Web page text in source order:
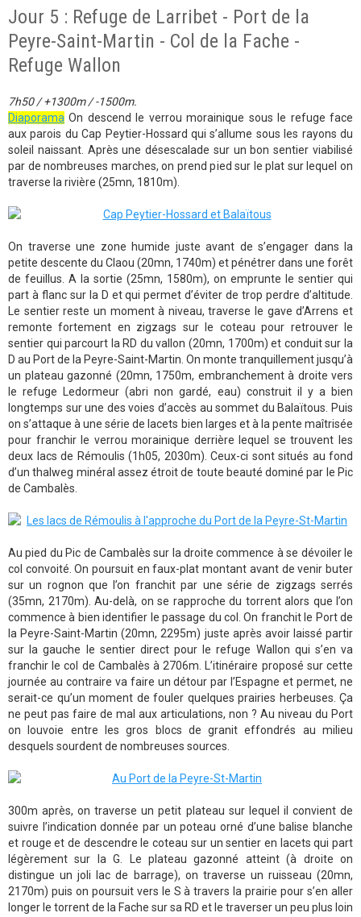
Jour 5 : Refuge de Larribet - Port de la
Peyre-Saint-Martin - Col de la Fache -
Refuge Wallon
7h50 / +1300m / -1500m.
Diaporama On descend le verrou morainique sous le refuge face
aux parois du Cap Peytier-Hossard qui s’allume sous les rayons du
soleil naissant. Après une désescalade sur un bon sentier viabilisé
par de nombreuses marches, on prend pied sur le plat sur lequel on
traverse la rivière (25mn, 1810m).
On traverse une zone humide juste avant de s’engager dans la
petite descente du Claou (20mn, 1740m) et pénétrer dans une forêt
de feuillus. A la sortie (25mn, 1580m), on emprunte le sentier qui
part à flanc sur la D et qui permet d’éviter de trop perdre d’altitude.
Le sentier reste un moment à niveau, traverse le gave d’Arrens et
remonte fortement en zigzags sur le coteau pour retrouver le
sentier qui parcourt la RD du vallon (20mn, 1700m) et conduit sur la
D au Port de la Peyre-Saint-Martin. On monte tranquillement jusqu’à
un plateau gazonné (20mn, 1750m, embranchement à droite vers
le refuge Ledormeur (abri non gardé, eau) construit il y a bien
longtemps sur une des voies d’accès au sommet du Balaïtous. Puis
on s’attaque à une série de lacets bien larges et à la pente maîtrisée
pour franchir le verrou morainique derrière lequel se trouvent les
deux lacs de Rémoulis (1h05, 2030m). Ceux-ci sont situés au fond
d’un thalweg minéral assez étroit de toute beauté dominé par le Pic
de Cambalès.
Au pied du Pic de Cambalès sur la droite commence à se dévoiler le
col convoité. On poursuit en faux-plat montant avant de venir buter
sur un rognon que l’on franchit par une série de zigzags serrés
(35mn, 2170m). Au-delà, on se rapproche du torrent alors que l’on
commence à bien identifier le passage du col. On franchit le Port de
la Peyre-Saint-Martin (20mn, 2295m) juste après avoir laissé partir
sur la gauche le sentier direct pour le refuge Wallon qui s’en va
franchir le col de Cambalès à 2706m. L’itinéraire proposé sur cette
journée au contraire va faire un détour par l’Espagne et permet, ne
serait-ce qu’un moment de fouler quelques prairies herbeuses. Ça
ne peut pas faire de mal aux articulations, non ? Au niveau du Port
on louvoie entre les gros blocs de granit effondrés au milieu
desquels sourdent de nombreuses sources.
300m après, on traverse un petit plateau sur lequel il convient de
suivre l’indication donnée par un poteau orné d’une balise blanche
et rouge et de descendre le coteau sur un sentier en lacets qui part
légèrement sur la G. Le plateau gazonné atteint (à droite on
distingue un joli lac de barrage), on traverse un ruisseau (20mn,
2170m) puis on poursuit vers le S à travers la prairie pour s’en aller
longer le torrent de la Fache sur sa RD et le traverser un peu plus loin